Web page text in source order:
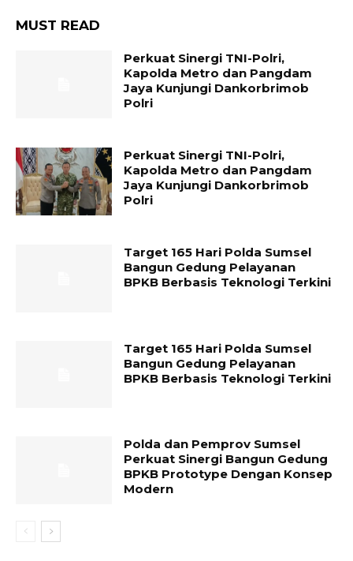
MUST READ
Perkuat Sinergi TNI-Polri,
Kapolda Metro dan Pangdam
Jaya Kunjungi Dankorbrimob
Polri
Perkuat Sinergi TNI-Polri,
Kapolda Metro dan Pangdam
Jaya Kunjungi Dankorbrimob
Polri
Target 165 Hari Polda Sumsel
Bangun Gedung Pelayanan
BPKB Berbasis Teknologi Terkini
Target 165 Hari Polda Sumsel
Bangun Gedung Pelayanan
BPKB Berbasis Teknologi Terkini
Polda dan Pemprov Sumsel
Perkuat Sinergi Bangun Gedung
BPKB Prototype Dengan Konsep
Modern